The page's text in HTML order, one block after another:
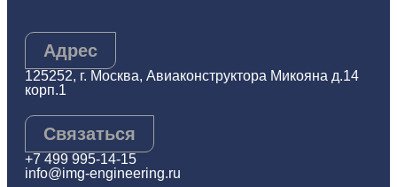
Адрес
125252, г. Москва, Авиаконструктора Микояна д.14
корп.1
Связаться
+7 499 995-14-15
info@img-engineering.ru